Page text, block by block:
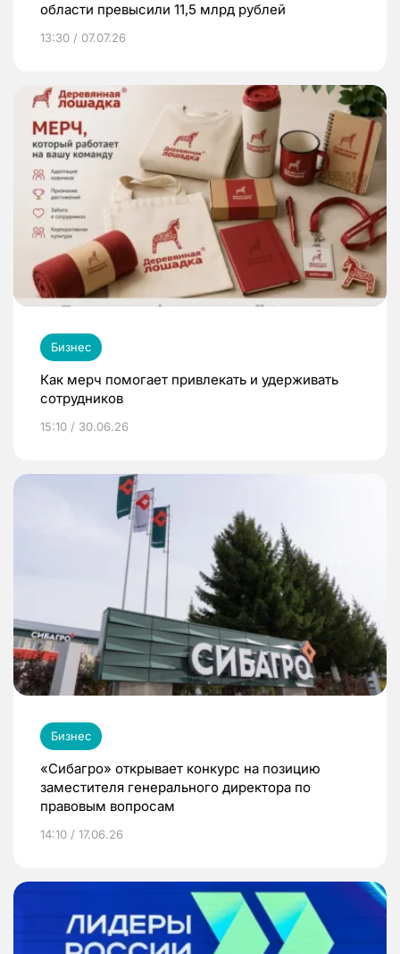
области превысили 11,5 млрд рублей
13:30 / 07.07.26
Бизнес
Как мерч помогает привлекать и удерживать
сотрудников
15:10 / 30.06.26
Бизнес
«Сибагро» открывает конкурс на позицию
заместителя генерального директора по
правовым вопросам
14:10 / 17.06.26